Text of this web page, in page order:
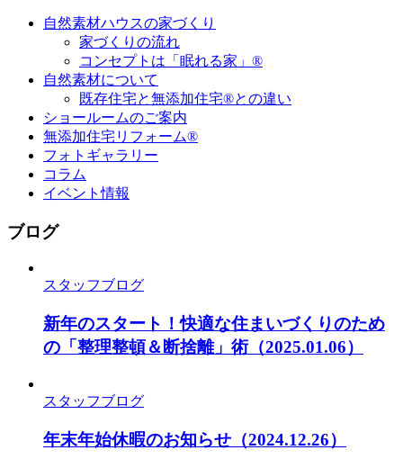
自然素材ハウスの家づくり
家づくりの流れ
コンセプトは「眠れる家」®
自然素材について
既存住宅と無添加住宅®との違い
ショールームのご案内
無添加住宅リフォーム®
フォトギャラリー
コラム
イベント情報
ブログ
スタッフブログ
新年のスタート！快適な住まいづくりのため
の「整理整頓＆断捨離」術（2025.01.06）
スタッフブログ
年末年始休暇のお知らせ （2024.12.26）